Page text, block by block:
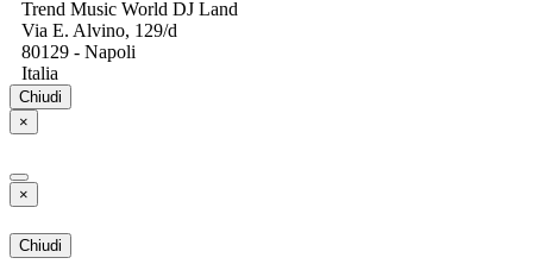
Trend Music World DJ Land
Via E. Alvino, 129/d
80129 - Napoli
Italia
Chiudi
×
×
Chiudi